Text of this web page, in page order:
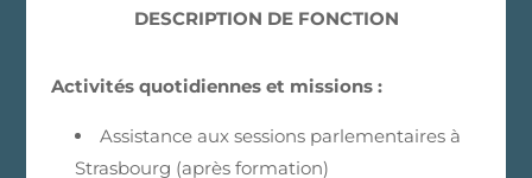
DESCRIPTION DE FONCTION
Activités quotidiennes et missions :
Assistance aux sessions parlementaires à
Strasbourg (après formation)